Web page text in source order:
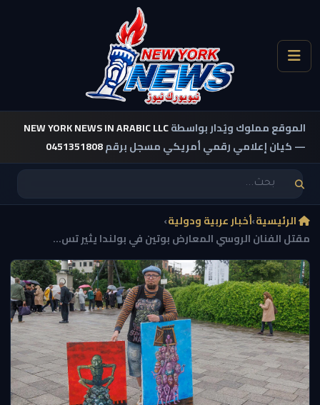
الموقع مملوك ويُدار بواسطةNEW YORK NEWS IN ARABIC LLC
— كيان إعلامي رقمي أمريكي مسجل برقم0451351808
الرئيسية›أخبار عربية ودولية›
مقتل الفنان الروسي المعارض بوتين في بولندا يثير تس...